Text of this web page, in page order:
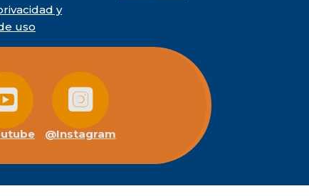
y
uso
@Instagram